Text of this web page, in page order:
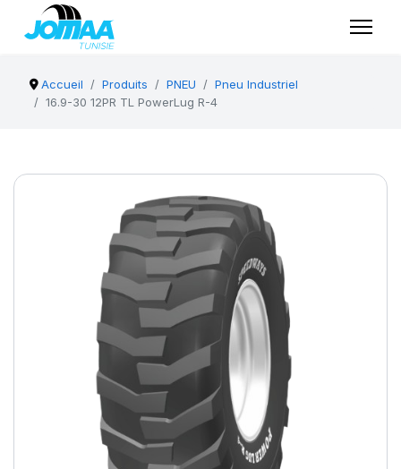
Accueil Produits PNEU
Pneu Industriel
16.9-30 12PR TL PowerLug R-4